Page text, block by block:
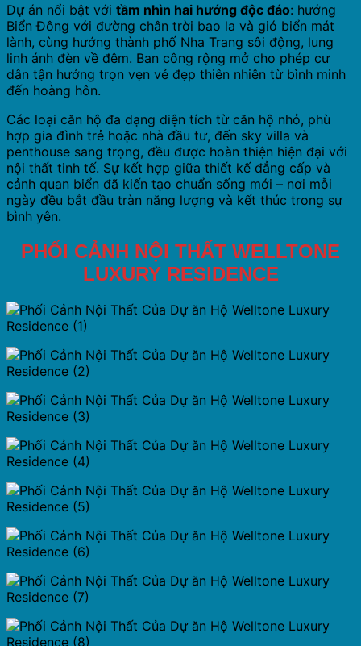
Dự án nổi bật với tầm nhìn hai hướng độc đáo: hướng
Biển Đông với đường chân trời bao la và gió biển mát
lành, cùng hướng thành phố Nha Trang sôi động, lung
linh ánh đèn về đêm. Ban công rộng mở cho phép cư
dân tận hưởng trọn vẹn vẻ đẹp thiên nhiên từ bình minh
đến hoàng hôn.
Các loại căn hộ đa dạng diện tích từ căn hộ nhỏ, phù
hợp gia đình trẻ hoặc nhà đầu tư, đến sky villa và
penthouse sang trọng, đều được hoàn thiện hiện đại với
nội thất tinh tế. Sự kết hợp giữa thiết kế đẳng cấp và
cảnh quan biển đã kiến tạo chuẩn sống mới – nơi mỗi
ngày đều bắt đầu tràn năng lượng và kết thúc trong sự
bình yên.
PHỐI CẢNH NỘI THẤT WELLTONE
LUXURY RESIDENCE